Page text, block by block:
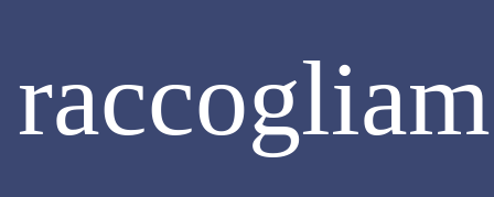
PROTAGONISTI
INTERVISTA A PROF. PAOLO OMERO,